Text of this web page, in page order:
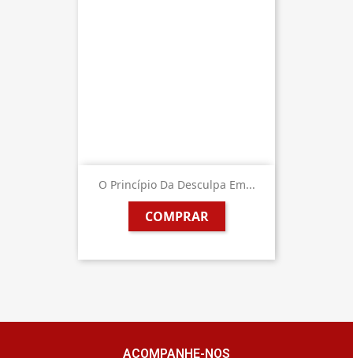
O Princípio Da Desculpa Em...
COMPRAR
ACOMPANHE-NOS